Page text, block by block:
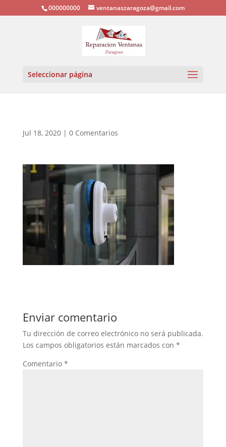
000000000 ventanaszaragoza@gmail.com
Seleccionar página
Jul 18, 2020| 0 Comentarios
Enviar comentario
Tu dirección de correo electrónico no será publicada.
Los campos obligatorios están marcados con *
Comentario *